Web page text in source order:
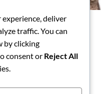
14, Floda
123
deliver
traffic. You can
by clicking
consent or Reject All